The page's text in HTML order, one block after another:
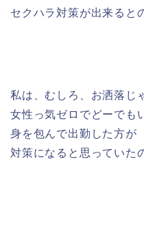
セクハラ対策が出来ると
私は、むしろ、お洒落じ
女性っ気ゼロでどーでも
身を包んで出勤した方が
対策になると思っていた